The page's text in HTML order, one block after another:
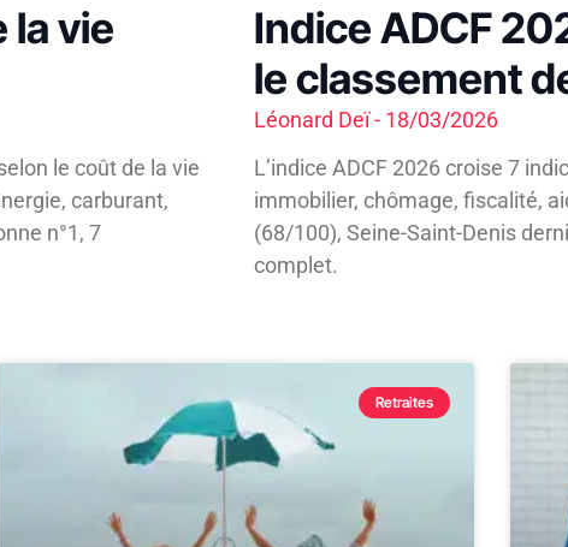
la vie
le coût de la vie
carburant,
n°1, 7
Indice ADCF
le classement
Léonard Deï
18/03/2026
L’indice ADCF 2026 croise 7
immobilier, chômage, fiscalité,
(68/100), Seine-Saint-Denis
complet.
Retraites